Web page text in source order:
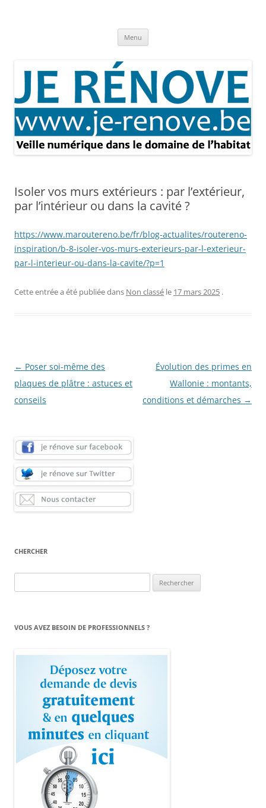
Menu
Isoler vos murs extérieurs : par l’extérieur,
par l’intérieur ou dans la cavité ?
https://www.maroutereno.be/fr/blog-actualites/routereno-
inspiration/b-8-isoler-vos-murs-exterieurs-par-l-exterieur-
par-l-interieur-ou-dans-la-cavite/?p=1
Cette entrée a été publiée dans Non classé le 17 mars 2025 .
Navigation
des
articles
← Poser soi-même des
plaques de plâtre : astuces et
conseils
Évolution des primes en
Wallonie : montants,
conditions et démarches →
CHERCHER
VOUS AVEZ BESOIN DE PROFESSIONNELS ?